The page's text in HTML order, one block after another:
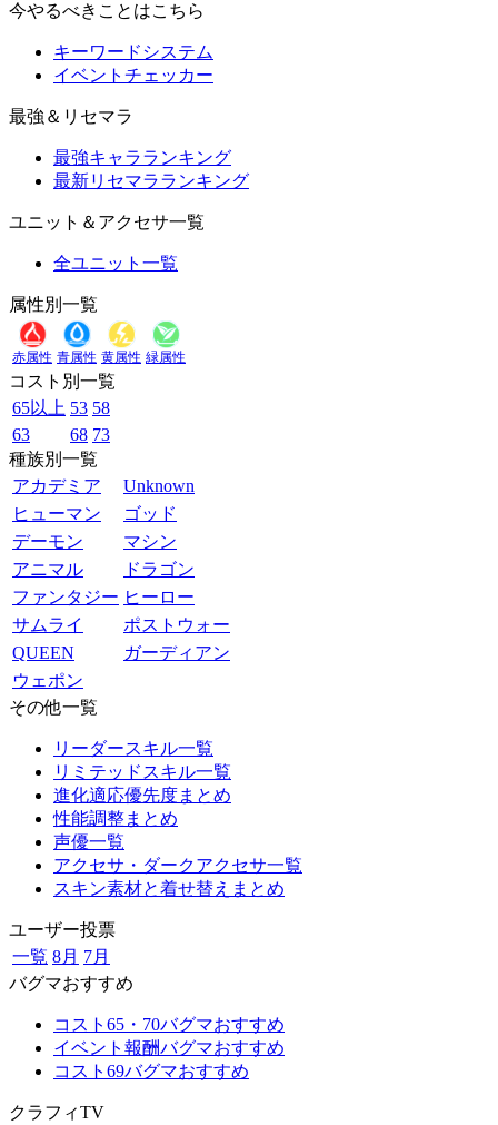
今やるべきことはこちら
キーワードシステム
イベントチェッカー
最強＆リセマラ
最強キャラランキング
最新リセマラランキング
ユニット＆アクセサ一覧
全ユニット一覧
属性別一覧
赤属性 青属性 黄属性 緑属性
コスト別一覧
65以上 53 58
63
68 73
種族別一覧
アカデミア
Unknown
ヒューマン
ゴッド
デーモン
マシン
アニマル
ドラゴン
ファンタジー ヒーロー
サムライ
ポストウォー
QUEEN
ガーディアン
ウェポン
その他一覧
リーダースキル一覧
リミテッドスキル一覧
進化適応優先度まとめ
性能調整まとめ
声優一覧
アクセサ・ダークアクセサ一覧
スキン素材と着せ替えまとめ
ユーザー投票
一覧 8月 7月
バグマおすすめ
コスト65・70バグマおすすめ
イベント報酬バグマおすすめ
コスト69バグマおすすめ
クラフィTV